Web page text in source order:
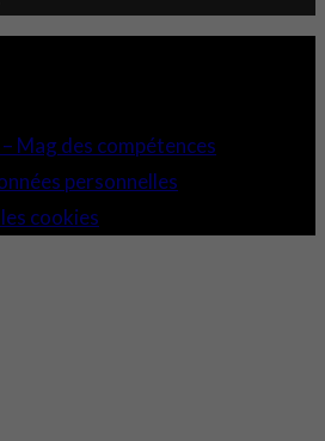
Mag des compétences
personnelles
cookies